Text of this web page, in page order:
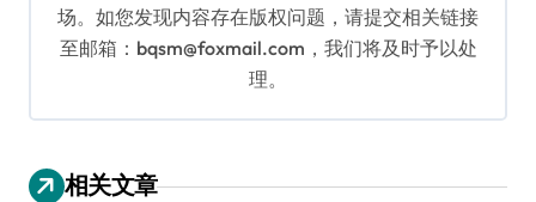
场。如您发现内容存在版权问题，请提交相关链接
至邮箱：bqsm@foxmail.com，我们将及时予以处
理。
相关文章